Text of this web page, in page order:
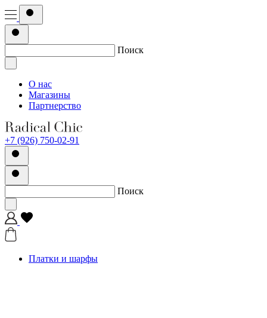
Поиск
О нас
Магазины
Партнерство
+7 (926) 750-02-91
Поиск
Платки и шарфы